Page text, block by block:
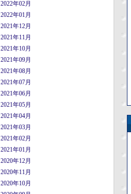
2022年02月
2022年01月
2021年12月
2021年11月
2021年10月
2021年09月
2021年08月
2021年07月
2021年06月
2021年05月
2021年04月
2021年03月
2021年02月
2021年01月
2020年12月
2020年11月
2020年10月